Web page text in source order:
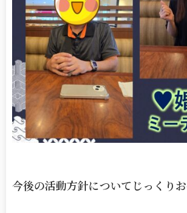
今後の活動方針についてじっくり